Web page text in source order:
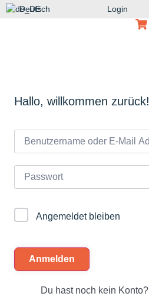
Deutsch Login
Hallo, willkommen zurück!
Angemeldet bleiben
Anmelden
Du hast noch kein Konto?